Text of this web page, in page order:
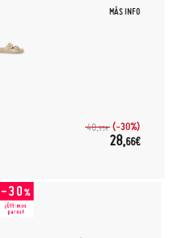
MÁS INFO
40,95€ (-30%)
28,66€